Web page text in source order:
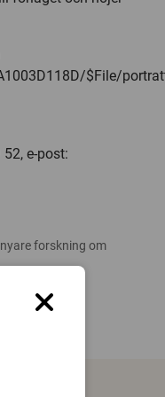
$File/
e-post:
forskning om